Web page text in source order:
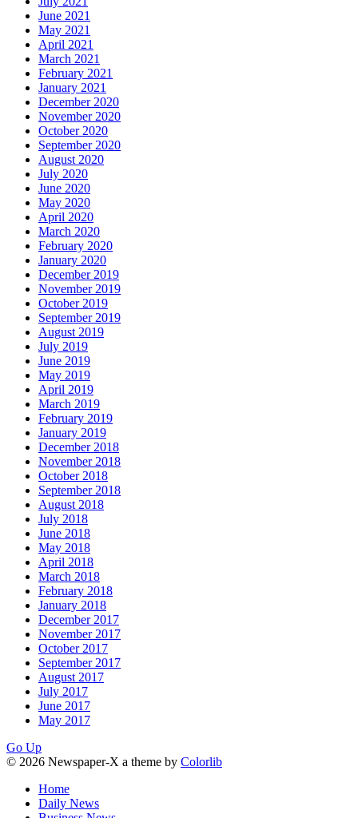
June 2021
May 2021
April 2021
March 2021
February 2021
January 2021
December 2020
November 2020
October 2020
September 2020
August 2020
July 2020
June 2020
May 2020
April 2020
March 2020
February 2020
January 2020
December 2019
November 2019
October 2019
September 2019
August 2019
July 2019
June 2019
May 2019
April 2019
March 2019
February 2019
January 2019
December 2018
November 2018
October 2018
September 2018
August 2018
July 2018
June 2018
May 2018
April 2018
March 2018
February 2018
January 2018
December 2017
November 2017
October 2017
September 2017
August 2017
July 2017
June 2017
May 2017
Go Up
© 2026 Newspaper-X a theme by Colorlib
Home
Daily News